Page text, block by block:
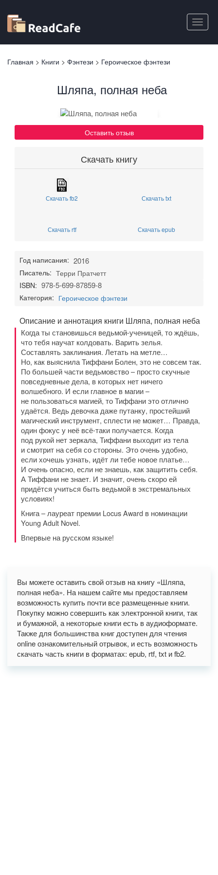
основному
содержанию
Toggle
Вы
Главная > Книги > Фэнтези > Героическое фэнтези
Шляпа, полная неба
Оставить отзыв
Скачать книгу
Скачать fb2 Скачать txt
Скачать rtf Скачать epub
Год написания: 2016
Писатель: Терри Пратчетт
ISBN: 978-5-699-87859-8
Категория: Героическое фэнтези
Описание и аннотация книги Шляпа, полная неба
Когда ты становишься ведьмой-ученицей, то ждёшь,
что тебя научат колдовать. Варить зелья.
Составлять заклинания. Летать на метле…
Но, как выяснила Тиффани Болен, это не совсем так.
По большей части ведьмовство – просто скучные
повседневные дела, в которых нет ничего
волшебного. И если главное в магии –
не пользоваться магией, то Тиффани это отлично
удаётся. Ведь девочка даже путанку, простейший
магический инструмент, сплести не может… Правда,
один фокус у неё всё-таки получается. Когда
под рукой нет зеркала, Тиффани выходит из тела
и смотрит на себя со стороны. Это очень удобно,
если хочешь узнать, идёт ли тебе новое платье…
И очень опасно, если не знаешь, как защитить себя.
А Тиффани не знает. И значит, очень скоро ей
придётся учиться быть ведьмой в экстремальных
условиях!
Книга – лауреат премии Locus Award в номинации
Young Adult Novel.
Впервые на русском языке!
Вы можете оставить свой отзыв на книгу «Шляпа,
полная неба». На нашем сайте мы предоставляем
возможность купить почти все размещенные книги.
Покупку можно совершить как электронной книги, так
и бумажной, а некоторые книги есть в аудиоформате.
Также для большинства книг доступен для чтения
online ознакомительный отрывок, и есть возможность
скачать часть книги в форматах: epub, rtf, txt и fb2.